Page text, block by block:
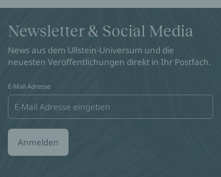
Newsletter & Social Media
News aus dem Ullstein-Universum und die
neuesten Veröffentlichungen direkt in Ihr Postfach.
E-Mail Adresse
Anmelden